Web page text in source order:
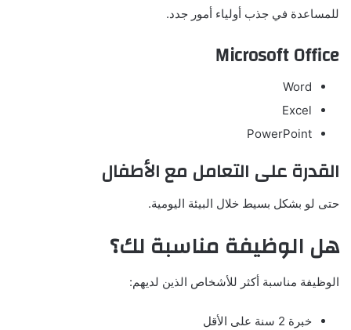
للمساعدة في جذب أولياء أمور جدد.
Microsoft Office
Word
Excel
PowerPoint
القدرة على التعامل مع الأطفال
حتى لو بشكل بسيط خلال البيئة اليومية.
هل الوظيفة مناسبة لك؟
الوظيفة مناسبة أكثر للأشخاص الذين لديهم:
خبرة 2 سنة على الأقل